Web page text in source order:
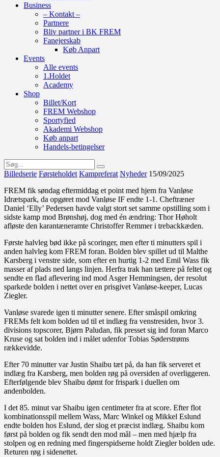
Business
– Kontakt –
Partnere
Bliv partner i BK FREM
Fanejerskab
Køb Anpart
Events
Alle events
1.Holdet
Academy
Shop
Billet/Kort
FREM Webshop
Sportyfied
Akademi Webshop
Køb anpart
Handels-betingelser
Billedserie Førsteholdet Kampreferat Nyheder 15/09/2025
FREM fik søndag eftermiddag et point med hjem fra Vanløse
Idrætspark, da opgøret mod Vanløse IF endte 1-1. Cheftræner
Daniel ‘Elly’ Pedersen havde valgt stort set samme opstilling som i
sidste kamp mod Brønshøj, dog med én ændring: Thor Høholt
afløste den karantæneramte Christoffer Remmer i trebackkæden.
Første halvleg bød ikke på scoringer, men efter ti minutters spil i
anden halvleg kom FREM foran. Bolden blev spillet ud til Malthe
Karsberg i venstre side, som efter en hurtig 1-2 med Emil Wass fik
masser af plads ned langs linjen. Herfra trak han tættere på feltet og
sendte en flad aflevering ind mod Asger Hemmingsen, der resolut
sparkede bolden i nettet over en prisgivet Vanløse-keeper, Lucas
Ziegler.
Vanløse svarede igen ti minutter senere. Efter småspil omkring
FREMs felt kom bolden ud til et indlæg fra venstresiden, hvor 3.
divisions topscorer, Bjørn Paludan, fik presset sig ind foran Marco
Kruse og sat bolden ind i målet udenfor Tobias Søderstrøms
rækkevidde.
Efter 70 minutter var Justin Shaibu tæt på, da han fik serveret et
indlæg fra Karsberg, men bolden røg på oversiden af overliggeren.
Efterfølgende blev Shaibu dømt for frispark i duellen om
andenbolden.
I det 85. minut var Shaibu igen centimeter fra at score. Efter flot
kombinationsspil mellem Wass, Marc Winkel og Mikkel Eslund
endte bolden hos Eslund, der slog et præcist indlæg. Shaibu kom
først på bolden og fik sendt den mod mål – men med hjælp fra
stolpen og en redning med fingerspidserne holdt Ziegler bolden ude.
Returen røg i sidenettet.